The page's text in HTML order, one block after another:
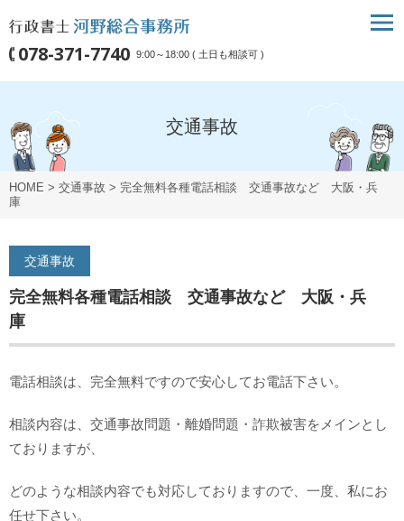
078-371-7740 9:00～18:00 ( 土日も相談可 )
交通事故
HOME > 交通事故 > 完全無料各種電話相談 交通事故など 大阪・兵
庫
交通事故
完全無料各種電話相談 交通事故など 大阪・兵
庫
電話相談は、完全無料ですので安心してお電話下さい。
相談内容は、交通事故問題・離婚問題・詐欺被害をメインとし
ておりますが、
どのような相談内容でも対応しておりますので、一度、私にお
任せ下さい。